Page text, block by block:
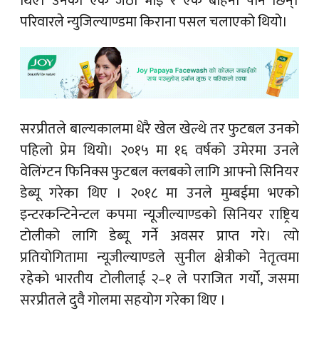
परिवारले न्युजिल्याण्डमा किराना पसल चलाएको थियो।
सरप्रीतले बाल्यकालमा धेरै खेल खेल्थे तर फुटबल उनको
पहिलो प्रेम थियो। २०१५ मा १६ वर्षको उमेरमा उनले
वेलिंग्टन फिनिक्स फुटबल क्लबको लागि आफ्नो सिनियर
डेब्यू गरेका थिए । २०१८ मा उनले मुम्बईमा भएको
इन्टरकन्टिनेन्टल कपमा न्यूजील्याण्डको सिनियर राष्ट्रिय
टोलीको लागि डेब्यू गर्ने अवसर प्राप्त गरे। त्यो
प्रतियोगितामा न्यूजील्याण्डले सुनील क्षेत्रीको नेतृत्वमा
रहेको भारतीय टोलीलाई २–१ ले पराजित गर्यो, जसमा
सरप्रीतले दुवै गोलमा सहयोग गरेका थिए ।